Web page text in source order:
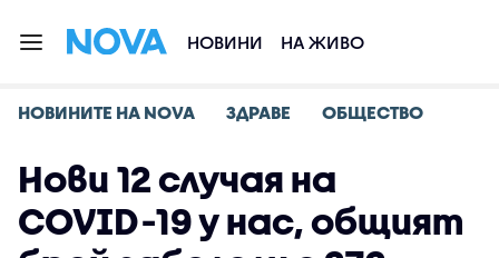
НОВИНИ НА ЖИВО
НОВИНИТЕ НА NOVA ЗДРАВЕ ОБЩЕСТВО
Нови 12 случая на
COVID-19 у нас, общият